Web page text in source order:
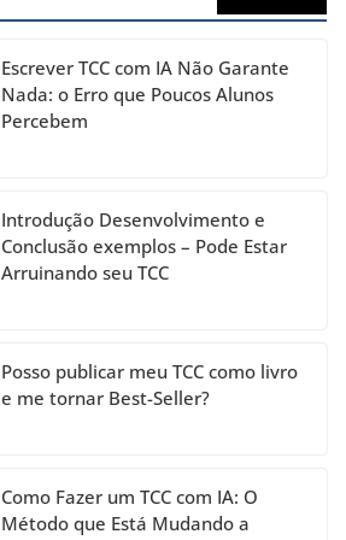
er T
u
b
e
h
a
n
el
Escrever TCC com IA Não Garante
Nada: o Erro que Poucos Alunos
Percebem
Introdução Desenvolvimento e
Conclusão exemplos – Pode Estar
Arruinando seu TCC
Posso publicar meu TCC como livro
e me tornar Best-Seller?
Como Fazer um TCC com IA: O
Método que Está Mudando a